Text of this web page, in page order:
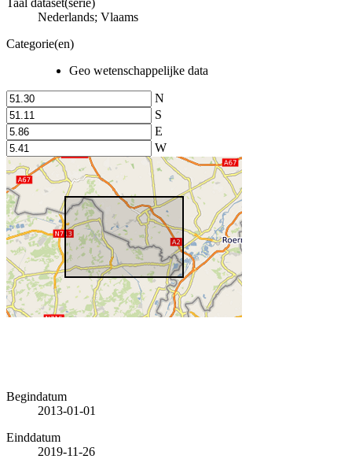
Nederlands; Vlaams
Categorie(en)
Geo wetenschappelijke data
N
S
E
W
Begindatum
2013-01-01
Einddatum
2019-11-26